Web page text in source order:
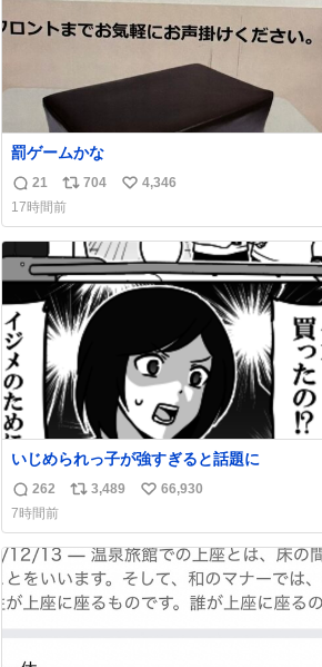
罰ゲームかな
返
信
数
21
リ
ポ
ス
ト
数
704
い
ね
数
4,346
17時間前
いじめられっ子が強すぎると話題に
返
信
数
262
リ
ス
ト
数
3,489
い
ね
数
66,930
7時間前